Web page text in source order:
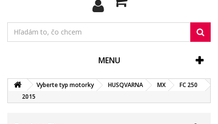
MENU
Vyberte typ motorky HUSQVARNA MX
FC 250
2015